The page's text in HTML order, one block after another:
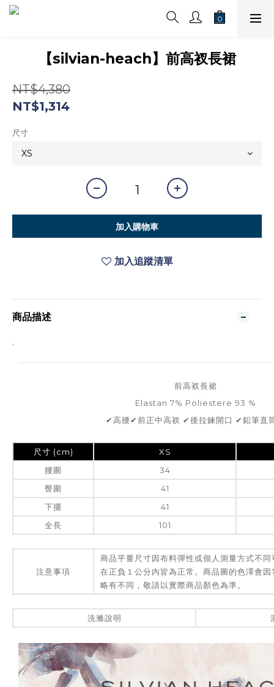
【silvian-heach】前高衩長裙
NT$4,380
NT$1,314
尺寸
加入購物車
加入追蹤清單
商品描述
前高衩長裙
Elastan 7% Poliestere 93 %
✔高腰✔前正中高衩 ✔後拉鍊開口 ✔鉛筆直
尺寸 (cm)
XS
腰圍
34
臀圍
41
下擺
41
全長
101
注意事項
商品平量尺寸因布料彈性或個人測量方式不
在正負１公分內皆為正常。商品圖的色澤會
略有不同，敬請以實際商品顏色為準。
洗滌說明